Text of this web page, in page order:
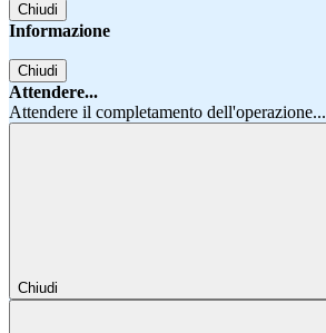
Chiudi
Informazione
Chiudi
Attendere...
Attendere il completamento dell'operazione...
Chiudi